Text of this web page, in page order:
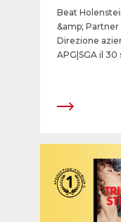
Beat
&amp;
Direzione
APG|SGA il
di APG|SGA
meglio per
decisione di
che Beat